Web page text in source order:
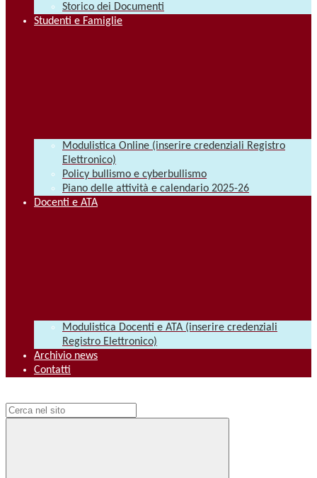
Storico dei Documenti
Studenti e Famiglie
Modulistica Online (inserire credenziali Registro
Elettronico)
Policy bullismo e cyberbullismo
Piano delle attività e calendario 2025-26
Docenti e ATA
Modulistica Docenti e ATA (inserire credenziali
Registro Elettronico)
Archivio news
Contatti